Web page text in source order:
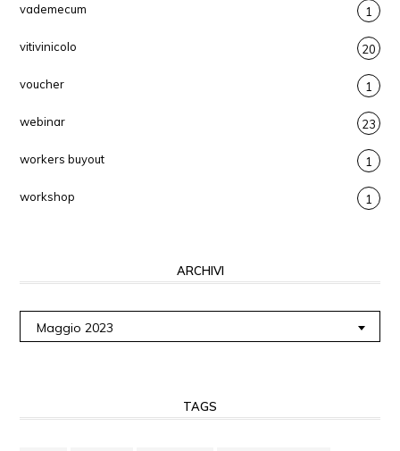
vademecum 1
vitivinicolo 20
voucher 1
webinar 23
workers buyout 1
workshop 1
ARCHIVI
Maggio 2023
TAGS